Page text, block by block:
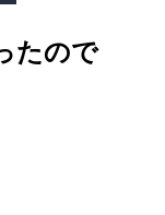
たので